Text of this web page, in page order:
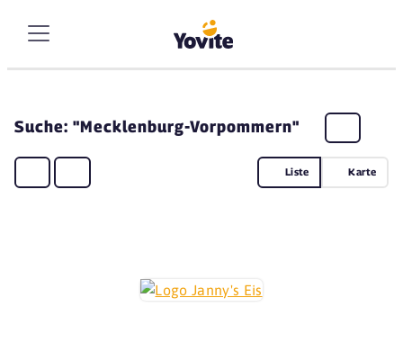
Suche: "Mecklenburg-Vorpommern"
Liste Karte